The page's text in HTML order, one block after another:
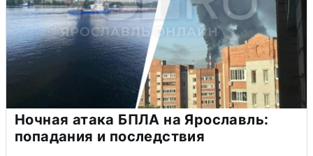
Ночная атака БПЛА на Ярославль:
попадания и последствия